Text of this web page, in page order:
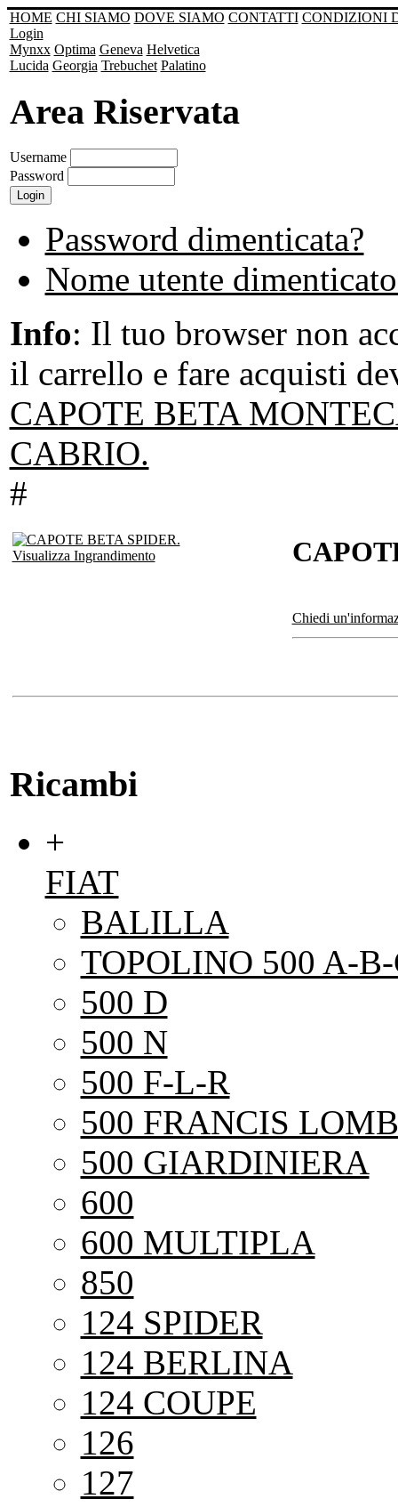
HOME CHI SIAMO DOVE SIAMO CONTATTI CONDIZIONI
Login
Mynxx Optima Geneva Helvetica
Lucida Georgia Trebuchet Palatino
Area Riservata
Username
Password
Password dimenticata?
Nome utente
Info: Il tuo browser non
il carrello e fare acquisti
CAPOTE BETA
CABRIO.
#
Visualizza Ingrandimento
Chiedi
Ricambi
+
FIAT
BALILLA
TOPOLINO 500 A-
500 D
500 N
500 F-L-R
500 FRANCIS
500 GIARDINIERA
600
600 MULTIPLA
850
124 SPIDER
124 BERLINA
124 COUPE
126
127